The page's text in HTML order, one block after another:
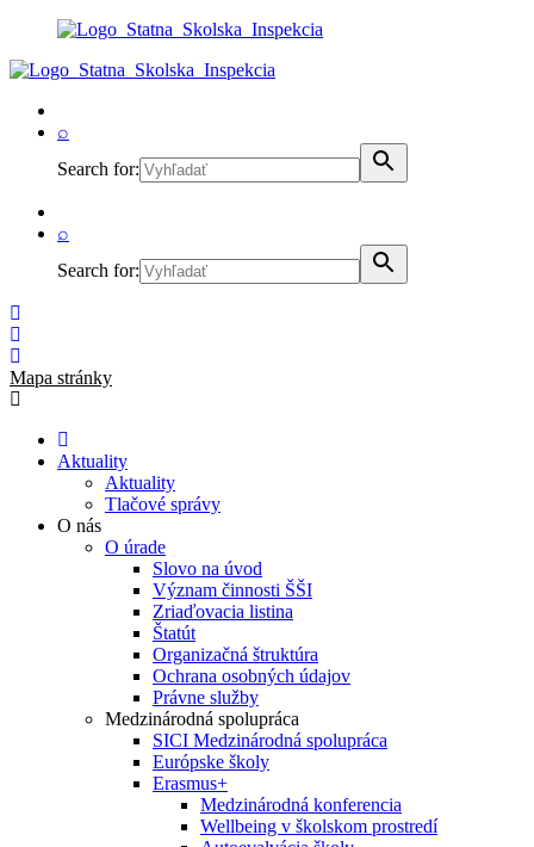
⌕
Search for:
⌕
Search for:
Mapa stránky
Aktuality
Aktuality
Tlačové správy
O nás
O úrade
Slovo na úvod
Význam činnosti ŠŠI
Zriaďovacia listina
Štatút
Organizačná štruktúra
Ochrana osobných údajov
Právne služby
Medzinárodná spolupráca
SICI Medzinárodná spolupráca
Európske školy
Erasmus+
Medzinárodná konferencia
Wellbeing v školskom prostredí